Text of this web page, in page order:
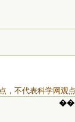
，不代表科学网观